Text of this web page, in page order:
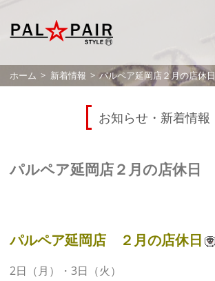
ホーム 新着情報 パルペア延岡店２月の店休日
お知らせ・新着情報
パルペア延岡店２月の店休日
パルペア延岡店 ２月の店休日
2日（月）・3日（火）